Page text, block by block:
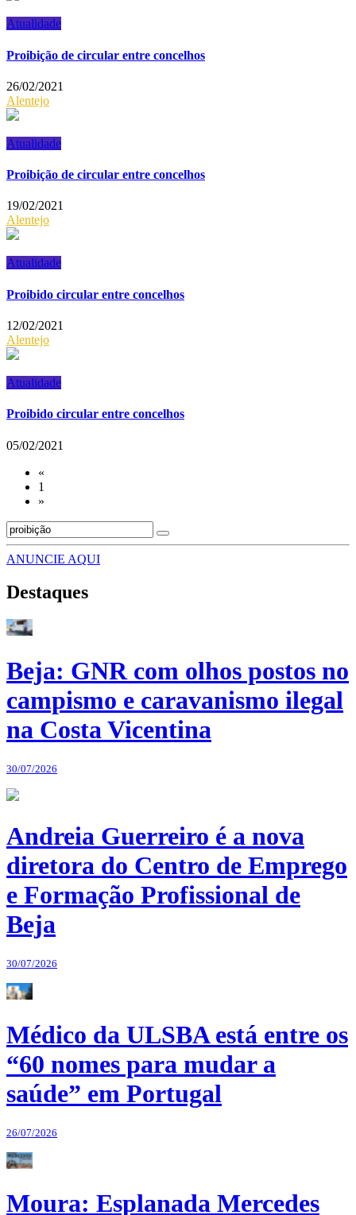
Atualidade
Proibição de circular entre concelhos
26/02/2021
Alentejo
Atualidade
Proibição de circular entre concelhos
19/02/2021
Alentejo
Atualidade
Proibido circular entre concelhos
12/02/2021
Alentejo
Atualidade
Proibido circular entre concelhos
05/02/2021
«
1
»
ANUNCIE AQUI
Destaques
Beja: GNR com olhos postos no
campismo e caravanismo ilegal
na Costa Vicentina
30/07/2026
Andreia Guerreiro é a nova
diretora do Centro de Emprego
e Formação Profissional de
Beja
30/07/2026
Médico da ULSBA está entre os
“60 nomes para mudar a
saúde” em Portugal
26/07/2026
Moura: Esplanada Mercedes